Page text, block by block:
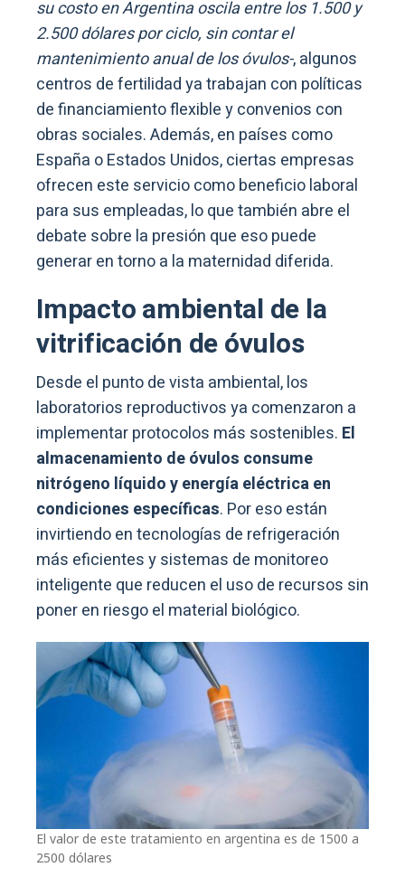
su costo en Argentina oscila entre los 1.500 y
2.500 dólares por ciclo, sin contar el
mantenimiento anual de los óvulos-, algunos
centros de fertilidad ya trabajan con políticas
de financiamiento flexible y convenios con
obras sociales. Además, en países como
España o Estados Unidos, ciertas empresas
ofrecen este servicio como beneficio laboral
para sus empleadas, lo que también abre el
debate sobre la presión que eso puede
generar en torno a la maternidad diferida.
Impacto ambiental de la
vitrificación de óvulos
Desde el punto de vista ambiental, los
laboratorios reproductivos ya comenzaron a
implementar protocolos más sostenibles. El
almacenamiento de óvulos consume
nitrógeno líquido y energía eléctrica en
condiciones específicas. Por eso están
invirtiendo en tecnologías de refrigeración
más eficientes y sistemas de monitoreo
inteligente que reducen el uso de recursos sin
poner en riesgo el material biológico.
El valor de este tratamiento en argentina es de 1500 a
2500 dólares